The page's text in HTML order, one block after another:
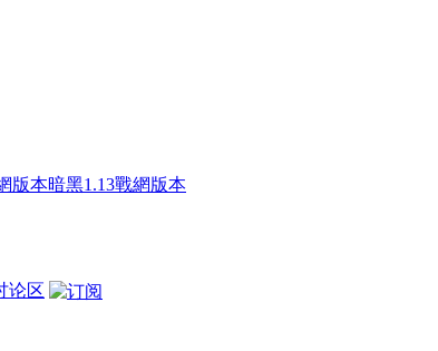
版本暗黑1.13戰網版本
论区